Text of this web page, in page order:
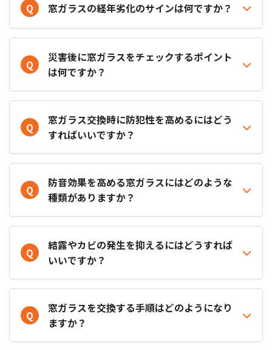
Q 窓ガラスの経年劣化のサインは何ですか？
Q
災害後に窓ガラスをチェックするポイント
は何ですか？
Q
窓ガラス交換時に防犯性を高めるにはどう
すればいいですか？
Q
防音効果を高める窓ガラスにはどのような
種類がありますか？
Q
結露やカビの発生を抑えるにはどうすれば
いいですか？
Q
窓ガラスを交換する手順はどのようになり
ますか？